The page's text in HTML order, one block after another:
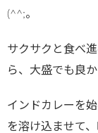
(^^;。
サクサクと食べ
ら、大盛でも良
インドカレーを
を溶け込ませて